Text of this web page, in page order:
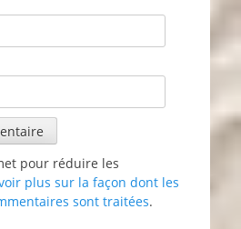
pour réduire les
plus sur la façon dont les
sont traitées.